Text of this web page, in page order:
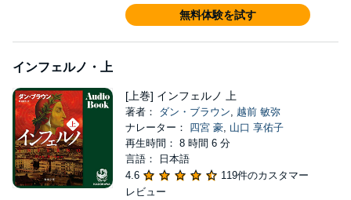
無料体験を試す
インフェルノ・上
[上巻] インフェルノ 上
著者： ダン・ブラウン, 越前 敏弥
ナレーター： 四宮 豪, 山口 享佑子
再生時間： 8 時間 6 分
言語： 日本語
4.6
119件のカスタマー
レビュー